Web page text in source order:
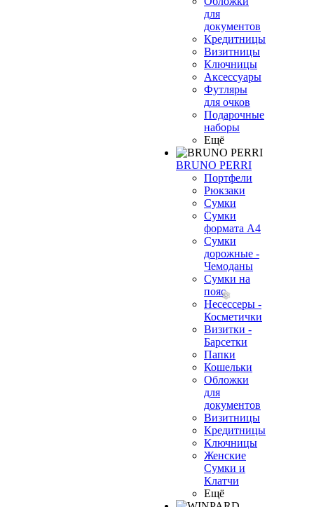
для
документов
Кредитницы
Визитницы
Ключницы
Аксессуары
Футляры
для очков
Подарочные
наборы
Ещё
BRUNO PERRI
Портфели
Рюкзаки
Сумки
Сумки
формата А4
Сумки
дорожные -
Чемоданы
Сумки на
пояс
Несессеры -
Косметички
Визитки -
Барсетки
Папки
Кошельки
Обложки
для
документов
Визитницы
Кредитницы
Ключницы
Женские
Сумки и
Клатчи
Ещё